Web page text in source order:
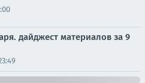
дайджест материалов за 9